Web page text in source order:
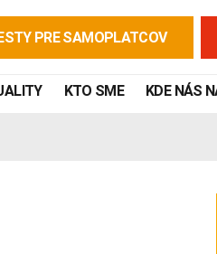
PRE SAMOPLATCOV
KTO SME KDE NÁS